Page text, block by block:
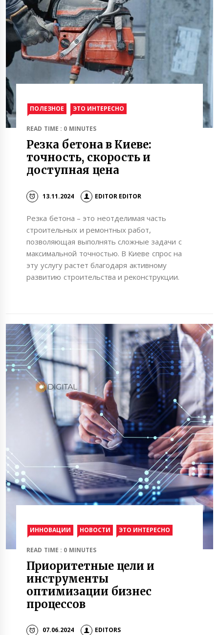
ПОЛЕЗНОЕ ЭТО ИНТЕРЕСНО
READ TIME : 0 MINUTES
Резка бетона в Киеве:
точность, скорость и
доступная цена
13.11.2024 EDITOR EDITOR
Резка бетона – это неотделимая часть
строительных и ремонтных работ,
позволяющая выполнять сложные задачи с
максимальной точностью. В Киеве спрос на
эту услугу растет благодаря активному
развитию строительства и реконструкции.
ИННОВАЦИИ НОВОСТИ ЭТО ИНТЕРЕСНО
READ TIME : 0 MINUTES
Приоритетные цели и
инструменты
оптимизации бизнес
процессов
07.06.2024 EDITORS